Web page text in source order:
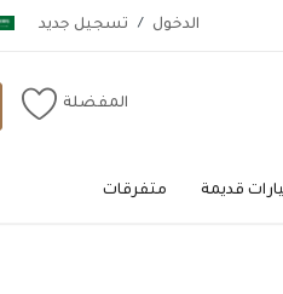
الدخول / تسجيل جديد
المفضلة
قديمة متفرقات